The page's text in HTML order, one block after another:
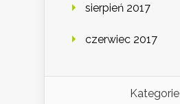
sierpień 2017
czerwiec 2017
Kategorie